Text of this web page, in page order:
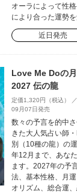
オーラによって性
により合った運勢
近日発売
Love Me Doの
2027 伝の龍
定価1,320円（税込）
09月07日発売
数々の予言を的中
きた大人気占い師
別（10種の龍）の
年12月まで、あな
ます。2027年の予
法、基本性格、月
オリズム、総合運